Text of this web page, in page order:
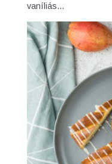
vaníliás…